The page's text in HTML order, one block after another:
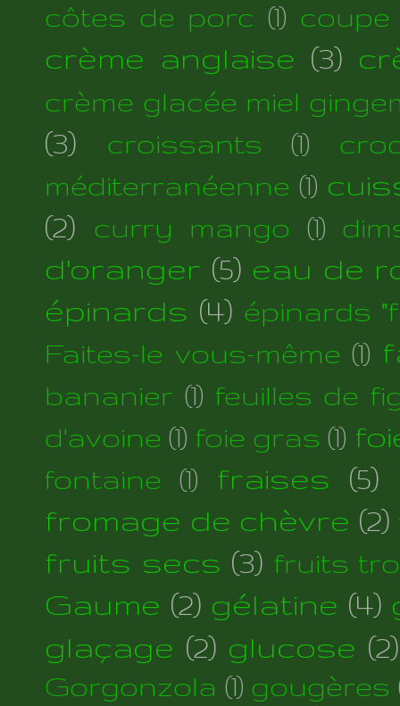
côtes de porc (1) coupe
crème anglaise (3)
crème glacée miel
(3) croissants (1)
méditerranéenne (1)
(2)
curry mango (1)
d'oranger (5) eau de
épinards (4) épinards
Faites-le vous-même (1)
bananier (1) feuilles de
d'avoine (1) foie gras (1)
fontaine (1) fraises (5)
fromage de chèvre (2)
fruits secs (3) fruits
Gaume (2) gélatine (4)
glaçage (2) glucose (2)
Gorgonzola (1) gougères